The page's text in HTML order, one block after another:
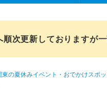
次更新しておりますが
東の夏休みイベント・おでかけスポッ